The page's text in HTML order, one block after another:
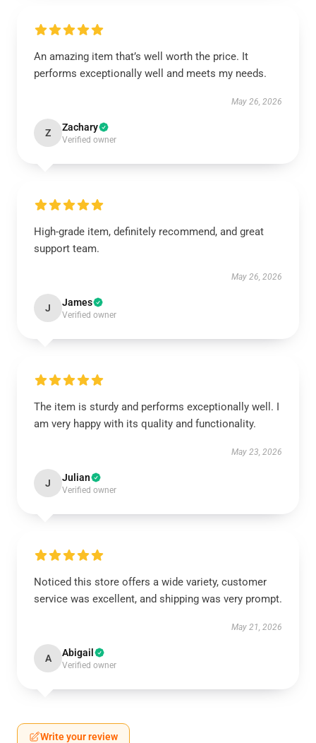
An amazing item that’s well worth the price. It
performs exceptionally well and meets my needs.
May 26, 2026
Z Zachary
Verified owner
High-grade item, definitely recommend, and great
support team.
May 26, 2026
J James
Verified owner
The item is sturdy and performs exceptionally well. I
am very happy with its quality and functionality.
May 23, 2026
J Julian
Verified owner
Noticed this store offers a wide variety, customer
service was excellent, and shipping was very prompt.
May 21, 2026
A Abigail
Verified owner
Write your review